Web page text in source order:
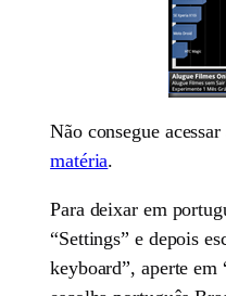
Não consegue
matéria.
Para deixar em
“Settings” e depois
keyboard”, aperte em